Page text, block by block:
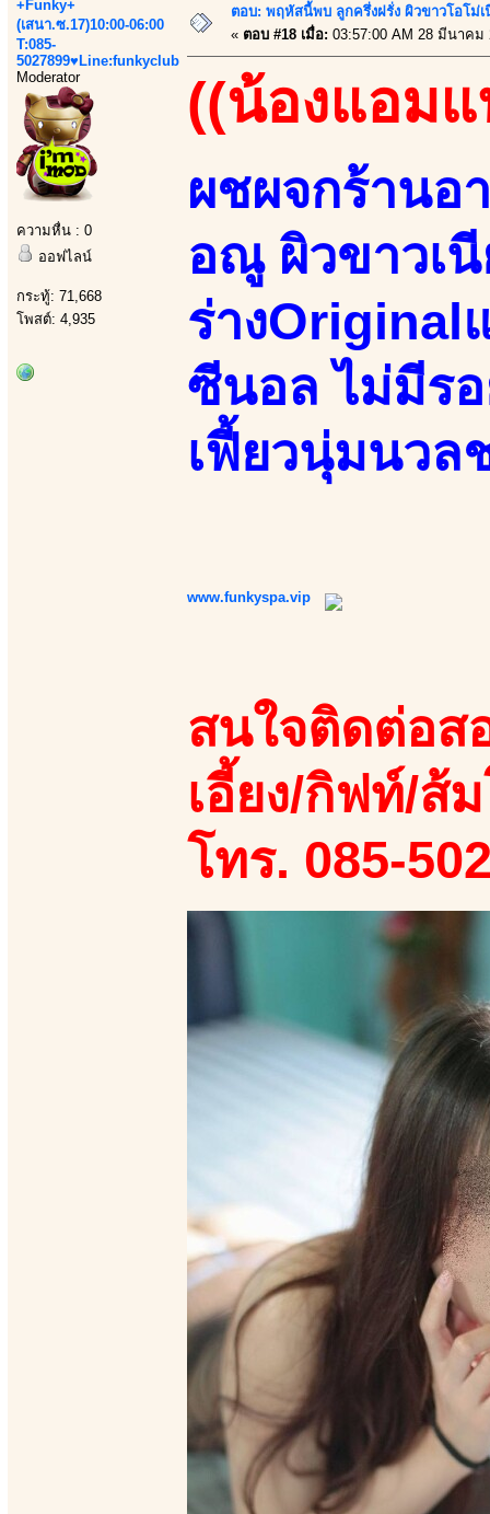
+Funky+
(เสนา.ซ.17)10:00-06:00
T:085-
5027899♥Line:funkyclub
Moderator
ความหื่น : 0
ออฟไลน์
กระทู้: 71,668
โพสต์: 4,935
ตอบ: พฤหัสนี้พบ ลูกครึ่งฝรั่ง ผิวขาวโอโม่
« ตอบ #18 เมื่อ: 03:57:00 AM 28 มีนาคม
((น้องแอมแ
ผชผจกร้านอ
อณู ผิวขาวเ
ร่างOriginal
ซีนอล ไม่มีร
เฟี้ยวนุ่มนวล
www.funkyspa.vip
สนใจติดต่อส
เอี้ยง/กิฟท์/ส้
โทร. 085-